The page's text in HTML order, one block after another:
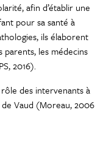
afin d’établir une
pour sa santé à
ils élaborent
parents, les médecins
2016).
des intervenants à
de Vaud (Moreau, 2006